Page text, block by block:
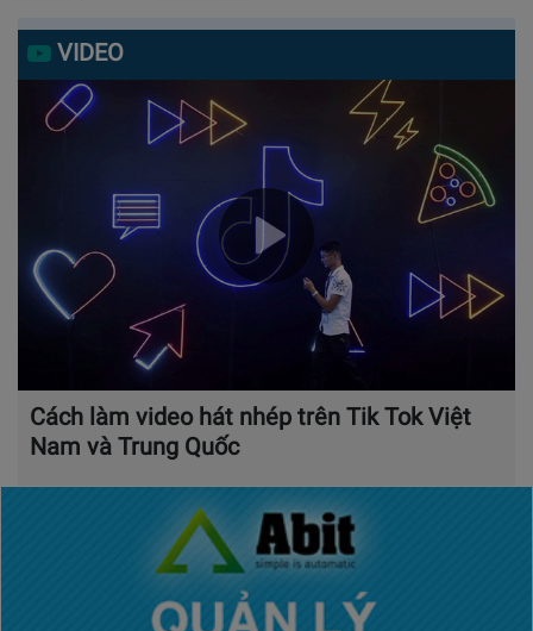
VIDEO
Cách làm video hát nhép trên Tik Tok Việt
Nam và Trung Quốc